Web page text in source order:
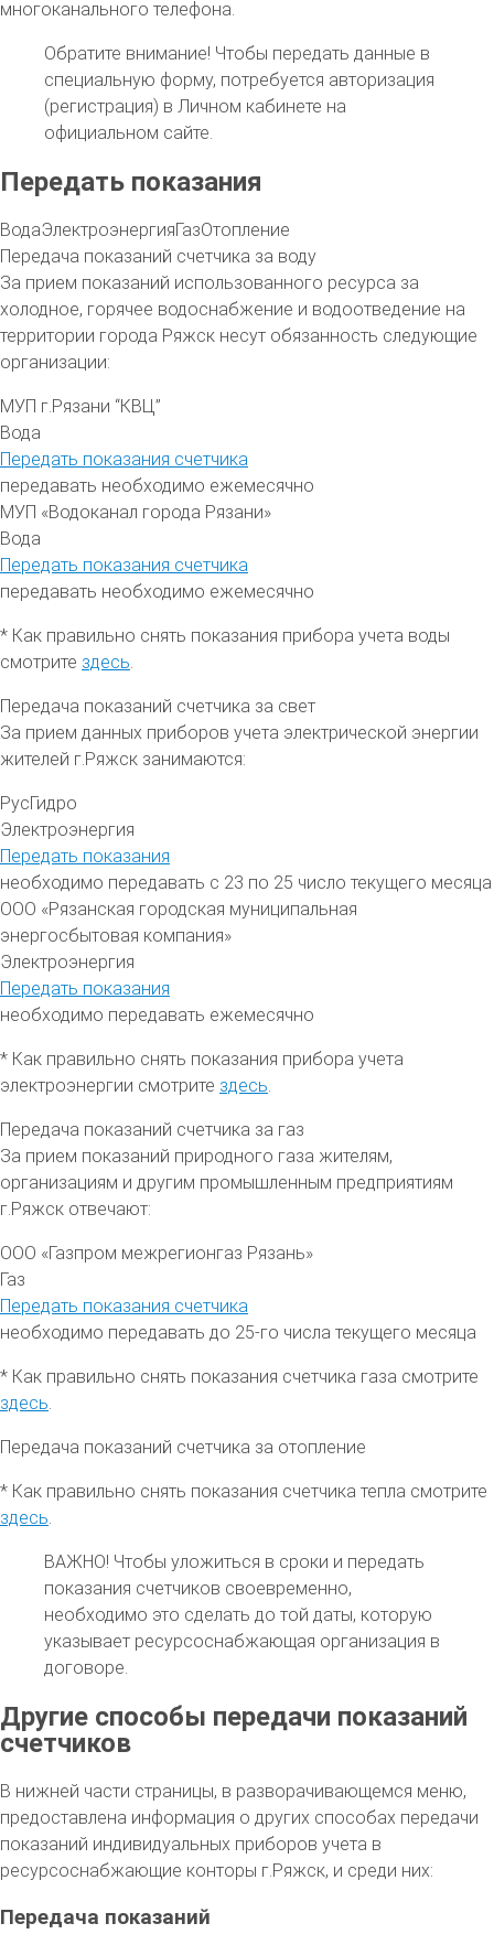
многоканального телефона.
Обратите внимание! Чтобы передать данные в
специальную форму, потребуется авторизация
(регистрация) в Личном кабинете на
официальном сайте.
Передать показания
ВодаЭлектроэнергияГазОтопление
Передача показаний счетчика за воду
За прием показаний использованного ресурса за
холодное, горячее водоснабжение и водоотведение на
территории города Ряжск несут обязанность следующие
организации:
МУП г.Рязани “КВЦ”
Вода
Передать показания счетчика
передавать необходимо ежемесячно
МУП «Водоканал города Рязани»
Вода
Передать показания счетчика
передавать необходимо ежемесячно
* Как правильно снять показания прибора учета воды
смотрите здесь
Передача показаний счетчика за свет
За прием данных приборов учета электрической энергии
жителей г.Ряжск занимаются:
РусГидро
Электроэнергия
Передать показания
необходимо передавать с 23 по 25 число текущего месяца
ООО «Рязанская городская муниципальная
энергосбытовая компания»
Электроэнергия
Передать показания
необходимо передавать ежемесячно
* Как правильно снять показания прибора учета
электроэнергии смотрите здесь
Передача показаний счетчика за газ
За прием показаний природного газа жителям,
организациям и другим промышленным предприятиям
г.Ряжск отвечают:
ООО «Газпром межрегионгаз Рязань»
Газ
Передать показания счетчика
необходимо передавать до 25-го числа текущего месяца
* Как правильно снять показания счетчика газа смотрите
здесь
Передача показаний счетчика за отопление
* Как правильно снять показания счетчика тепла смотрите
здесь
ВАЖНО! Чтобы уложиться в сроки и передать
показания счетчиков своевременно,
необходимо это сделать до той даты, которую
указывает ресурсоснабжающая организация в
договоре.
Другие способы передачи показаний
счетчиков
В нижней части страницы, в разворачивающемся меню,
предоставлена информация о других способах передачи
показаний индивидуальных приборов учета в
ресурсоснабжающие конторы г.Ряжск, и среди них:
Передача показаний